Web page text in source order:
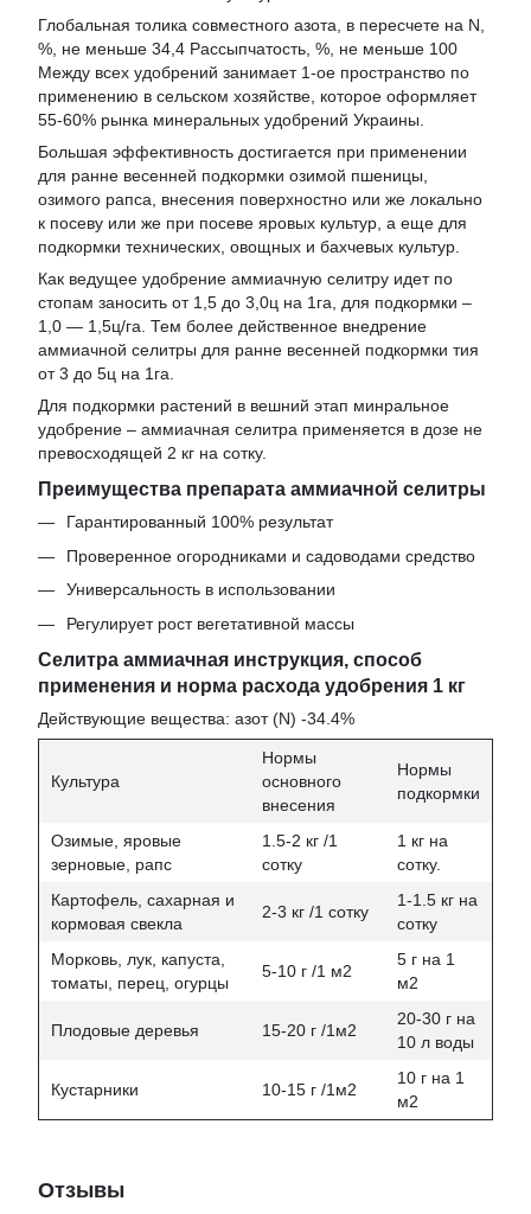
Глобальная толика совместного азота, в пересчете на N,
%, не меньше 34,4 Рассыпчатость, %, не меньше 100
Между всех удобрений занимает 1-ое пространство по
применению в сельском хозяйстве, которое оформляет
55-60% рынка минеральных удобрений Украины.
Большая эффективность достигается при применении
для ранне весенней подкормки озимой пшеницы,
озимого рапса, внесения поверхностно или же локально
к посеву или же при посеве яровых культур, а еще для
подкормки технических, овощных и бахчевых культур.
Как ведущее удобрение аммиачную селитру идет по
стопам заносить от 1,5 до 3,0ц на 1га, для подкормки –
1,0 — 1,5ц/га. Тем более действенное внедрение
аммиачной селитры для ранне весенней подкормки тия
от 3 до 5ц на 1га.
Для подкормки растений в вешний этап минральное
удобрение – аммиачная селитра применяется в дозе не
превосходящей 2 кг на сотку.
Преимущества препарата аммиачной селитры
Гарантированный 100% результат
Проверенное огородниками и садоводами средство
Универсальность в использовании
Регулирует рост вегетативной массы
Селитра аммиачная инструкция, способ
применения и норма расхода удобрения 1 кг
Действующие вещества: азот (N) -34.4%
Культура
Нормы
основного
внесения
Нормы
подкормки
Озимые, яровые
зерновые, рапс
1.5-2 кг /1
сотку
1 кг на
сотку.
Картофель, сахарная и
кормовая свекла
2-3 кг /1 сотку
1-1.5 кг на
сотку
Морковь, лук, капуста,
томаты, перец, огурцы
5-10 г /1 м2
5 г на 1
м2
Плодовые деревья 15-20 г /1м2
20-30 г на
10 л воды
Кустарники 10-15 г /1м2
10 г на 1
м2
Отзывы